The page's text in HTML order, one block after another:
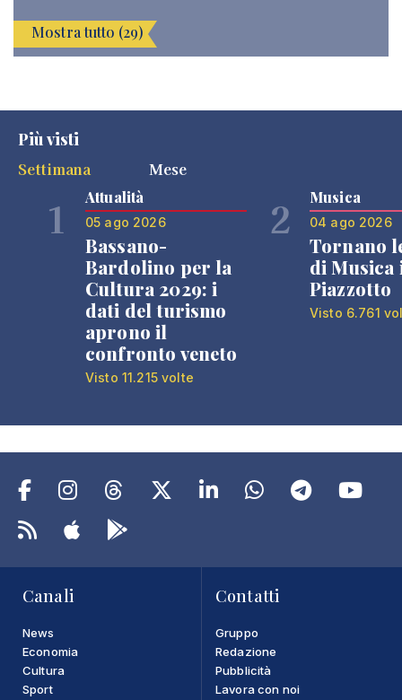
Mostra tutto (29)
Più visti
Settimana
Mese
1 Attualità
05 ago 2026
Bassano-
Bardolino per la
Cultura 2029: i
dati del turismo
aprono il
confronto veneto
Visto 11.215 volte
2 Musica
04 ago 2026
Tornano
di Musica
Piazzotto
Visto 6.761
Canali
News
Economia
Cultura
Sport
Contatti
Gruppo
Redazione
Pubblicità
Lavora con noi